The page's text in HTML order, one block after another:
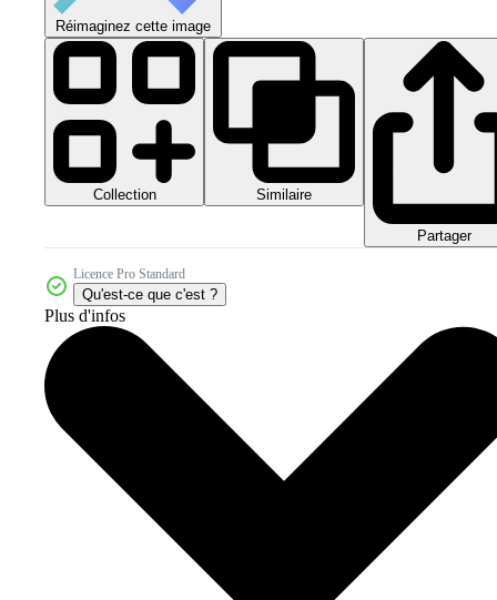
Réimaginez cette image
Collection Similaire
Partager
Licence Pro Standard
Qu'est-ce que c'est ?
Plus d'infos